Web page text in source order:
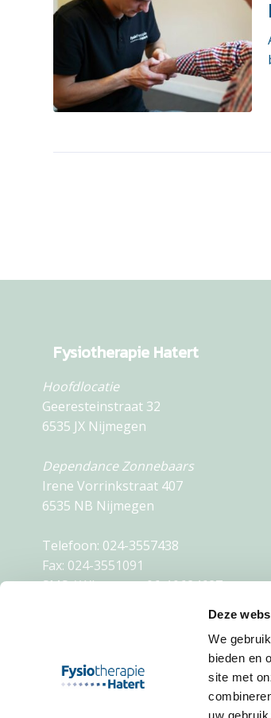
Deze
We
bieden en
site met
Fysiotherapie Hatert
Hoofdlocatie
Geeresteinstraat 32
6535 JX Nijmegen
Dependance Zonnebaars
Irene Vorrinkstraat 407
6535 NB Nijmegen
Telefoon: 024-3557438
Fax: 024-3551091
SMS / Whatsapp:06-10624627
BTW: NL002123654B01